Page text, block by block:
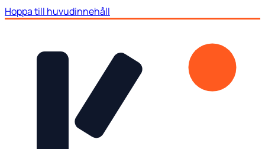
Hoppa till huvudinnehåll